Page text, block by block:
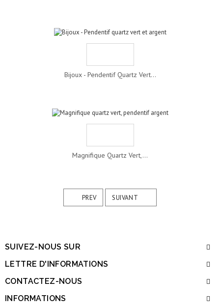
Bijoux - Pendentif Quartz Vert...
Magnifique Quartz Vert,...
PREV SUIVANT
SUIVEZ-NOUS SUR
LETTRE D'INFORMATIONS
CONTACTEZ-NOUS
INFORMATIONS